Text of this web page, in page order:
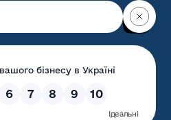
обласна